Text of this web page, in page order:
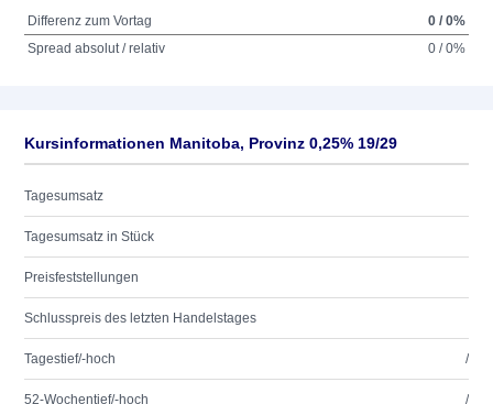
Differenz zum Vortag
0 / 0%
Spread absolut / relativ
0 / 0%
Kursinformationen Manitoba, Provinz 0,25% 19/29
Tagesumsatz
Tagesumsatz in Stück
Preisfeststellungen
Schlusspreis des letzten Handelstages
Tagestief/-hoch /
52-Wochentief/-hoch /